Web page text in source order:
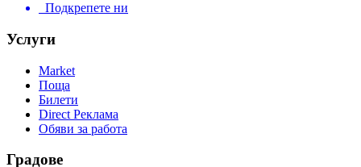
Подкрепете ни
Услуги
Market
Поща
Билети
Direct Реклама
Обяви за работа
Градове